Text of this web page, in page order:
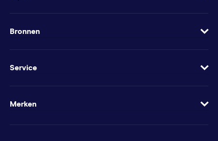
Over
Vacatures
Bronnen
Blog
Werkbladen
Service
Veelgestelde vragen
Wachtwoord vergeten
Merken
Futurewhiz